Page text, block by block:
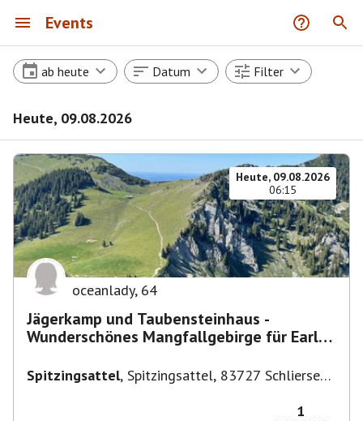
Events
ab heute Datum Filter
Heute, 09.08.2026
Heute, 09.08.2026
06:15
oceanlady, 64
Jägerkamp und Taubensteinhaus -
Wunderschönes Mangfallgebirge für Early
Spitzingsattel, Spitzingsattel, 83727 Schliersee,
1